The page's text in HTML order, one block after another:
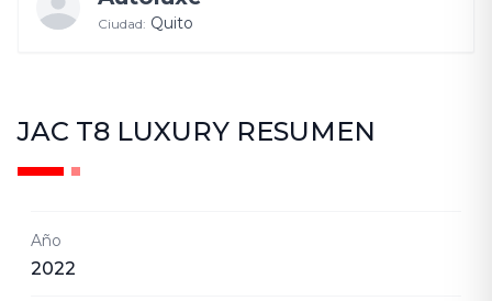
Ciudad: Quito
JAC T8 LUXURY RESUMEN
Año
2022